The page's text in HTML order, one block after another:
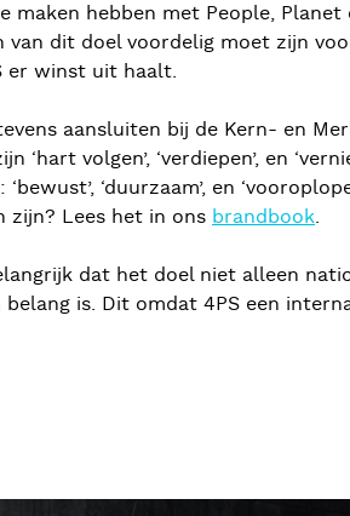
maken hebben met People,
van dit doel voordelig moet zijn
er winst uit haalt.
aansluiten bij de Kern- en
‘hart volgen’, ‘verdiepen’, en
‘duurzaam’, en
zijn? Lees het in ons brandbook.
dat het doel niet alleen
is. Dit omdat 4PS een